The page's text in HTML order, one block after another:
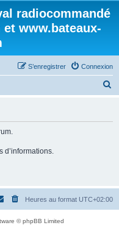
radiocommandé
www.bateaux-
Connexion
S’enregistrer
e
d’informations.
Heures au format UTC+02:00
© phpBB Limited